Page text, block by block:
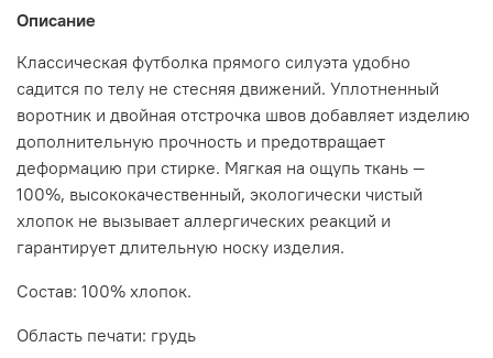
Описание
Классическая футболка прямого силуэта удобно
садится по телу не стесняя движений. Уплотненный
воротник и двойная отстрочка швов добавляет изделию
дополнительную прочность и предотвращает
деформацию при стирке. Мягкая на ощупь ткань —
100%, высококачественный, экологически чистый
хлопок не вызывает аллергических реакций и
гарантирует длительную носку изделия.
Состав: 100% хлопок.
Область печати: грудь